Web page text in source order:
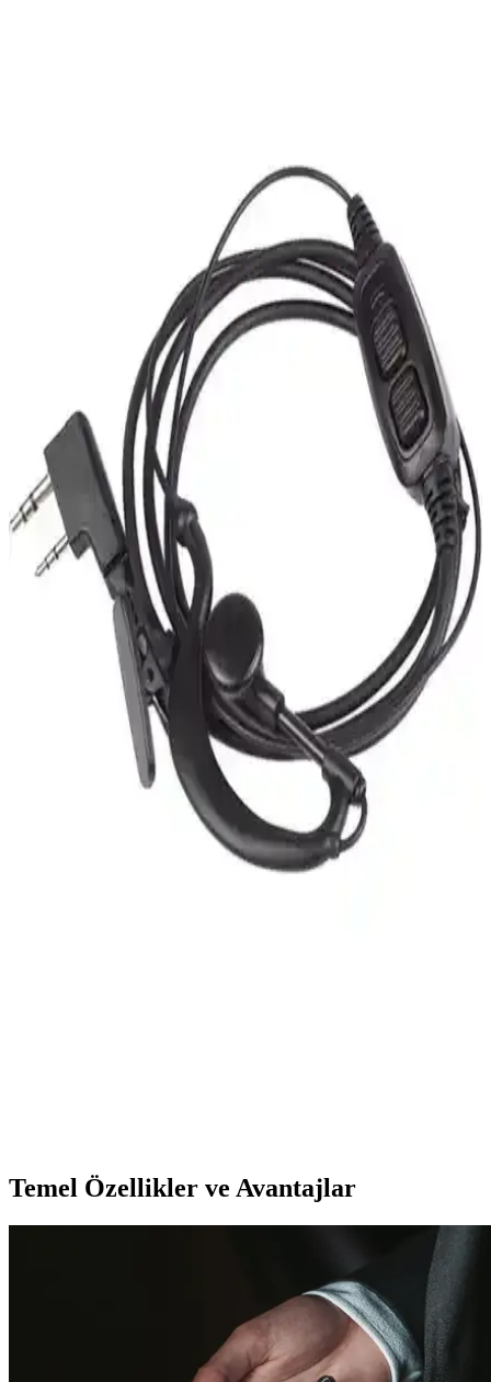
uygun kullanım alanları detaylı şekilde incelenmiştir.
Baofeng Telsiz Kulaklık Mikrofon Seti İncelemesi ve
Baofeng telsiz kulaklık mikrofon seti, uyumlu modelleriyle kolay
kullanımı ve konforu ile öne çıkarken, kablo ve dayanıklılık
sorunları da göz önünde bulundurulmalı.
Worcex LK-66 Açık Alan 15Km Mesafeli
Profesyonel PMR Telsizi İnceleme ve Özellikleri
Worcex LK-66, 15 km mesafe, dayanıklı tasarım ve net ses
kalitesiyle açık alan iletişimi için ideal, ergonomik ve uzun pil
ömrüne sahip profesyonel PMR telsizler hakkında detaylı bilgi.
Baofeng UV Serisi Telsizler İçin Uyumlu Pratik ve
Güvenilir Şarj Cihazı
Baofeng UV serisi telsizlerle uyumlu, dayanıklı ve kullanımı kolay
şarj cihazı, yüksek müşteri memnuniyeti ve pratik tasarımıyla öne
Baofeng 88E Serisi Telsizler: Dayanıklı ve Uzun Pil
Ömrüyle Güvenilir İletişim
Baofeng 88E serisi telsizler, dayanıklı tasarımı, uzun pil ömrü ve 16
kanalıyla hareket halindeyken güvenilir iletişim sağlar. VOX özelliği
ve yüksek ses kalitesiyle çeşitli kullanım alanlarına uygun bir
Baofeng UV-3R Serisi İçin 1500 mAh Orijinal
Batarya Performans ve Özellikleri
Temel Özellikler ve Avantajlar